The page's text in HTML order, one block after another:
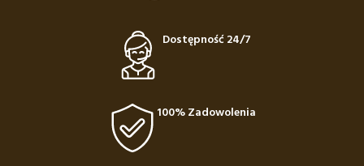
Dostępność 24/7
100% Zadowolenia